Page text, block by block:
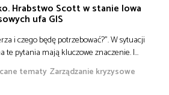
Hrabstwo Scott w stanie Iowa
ufa GIS
i czego będę potrzebować?”. W sytuacji
te pytania mają kluczowe znaczenie. I…
tematy Zarządzanie kryzysowe